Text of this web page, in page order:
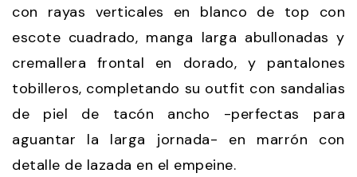
con rayas verticales en blanco de top con
escote cuadrado, manga larga abullonadas y
cremallera frontal en dorado, y pantalones
tobilleros, completando su outfit con sandalias
de piel de tacón ancho -perfectas para
aguantar la larga jornada- en marrón con
detalle de lazada en el empeine.